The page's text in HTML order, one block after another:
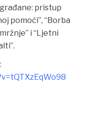
pristup
pomoći”, “Borba
i “Ljetni